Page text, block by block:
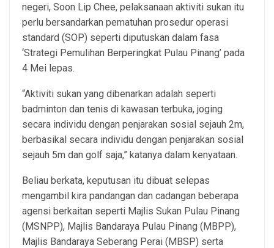
negeri, Soon Lip Chee, pelaksanaan aktiviti sukan itu
perlu bersandarkan pematuhan prosedur operasi
standard (SOP) seperti diputuskan dalam fasa
‘Strategi Pemulihan Berperingkat Pulau Pinang’ pada
4 Mei lepas.
“Aktiviti sukan yang dibenarkan adalah seperti
badminton dan tenis di kawasan terbuka, joging
secara individu dengan penjarakan sosial sejauh 2m,
berbasikal secara individu dengan penjarakan sosial
sejauh 5m dan golf saja,” katanya dalam kenyataan.
Beliau berkata, keputusan itu dibuat selepas
mengambil kira pandangan dan cadangan beberapa
agensi berkaitan seperti Majlis Sukan Pulau Pinang
(MSNPP), Majlis Bandaraya Pulau Pinang (MBPP),
Majlis Bandaraya Seberang Perai (MBSP) serta